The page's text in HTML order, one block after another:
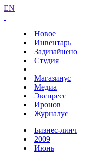
EN
Новое
Инвентарь
Задизайнено
Студия
Магазинус
Медиа
Экспресс
Иронов
Журналус
Бизнес-линч
2009
Июнь